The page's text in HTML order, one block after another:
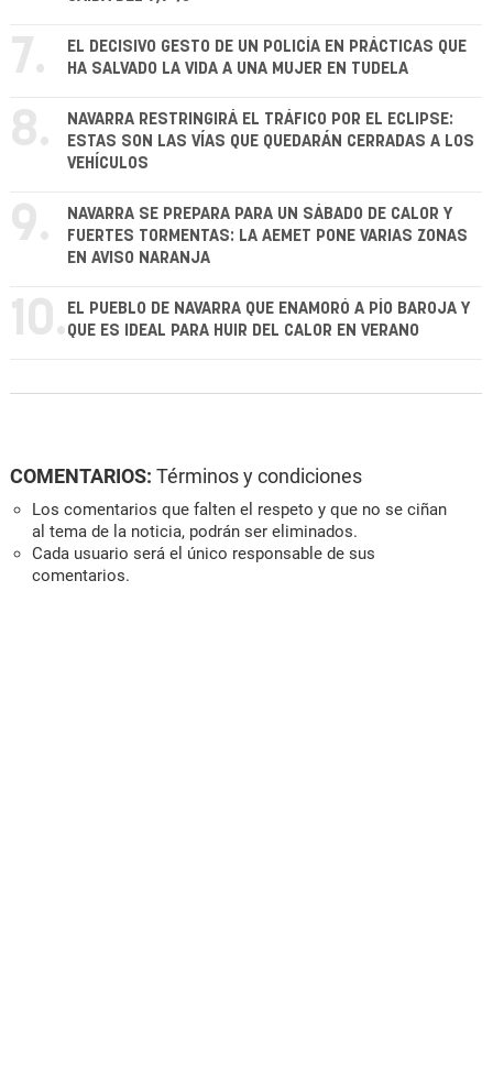
7.
EL DECISIVO GESTO DE UN POLICÍA EN PRÁCTICAS QUE
HA SALVADO LA VIDA A UNA MUJER EN TUDELA
8.
NAVARRA RESTRINGIRÁ EL TRÁFICO POR EL ECLIPSE:
ESTAS SON LAS VÍAS QUE QUEDARÁN CERRADAS A LOS
VEHÍCULOS
9.
NAVARRA SE PREPARA PARA UN SÁBADO DE CALOR Y
FUERTES TORMENTAS: LA AEMET PONE VARIAS ZONAS
EN AVISO NARANJA
10. EL PUEBLO DE NAVARRA QUE ENAMORÓ A PÍO BAROJA Y
QUE ES IDEAL PARA HUIR DEL CALOR EN VERANO
COMENTARIOS: Términos y condiciones
Los comentarios que falten el respeto y que no se ciñan
al tema de la noticia, podrán ser eliminados.
Cada usuario será el único responsable de sus
comentarios.